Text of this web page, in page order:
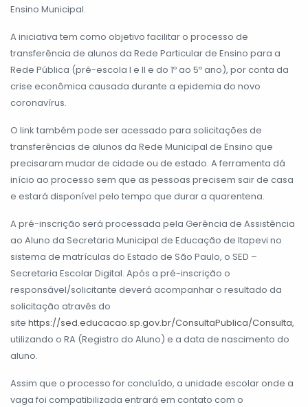
Ensino Municipal.
A iniciativa tem como objetivo facilitar o processo de
transferência de alunos da Rede Particular de Ensino para a
Rede Pública (pré-escola I e II e do 1º ao 5º ano), por conta da
crise econômica causada durante a epidemia do novo
coronavírus.
O link também pode ser acessado para solicitações de
transferências de alunos da Rede Municipal de Ensino que
precisaram mudar de cidade ou de estado. A ferramenta dá
início ao processo sem que as pessoas precisem sair de casa
e estará disponível pelo tempo que durar a quarentena.
A pré-inscrição será processada pela Gerência de Assistência
ao Aluno da Secretaria Municipal de Educação de Itapevi no
sistema de matrículas do Estado de São Paulo, o SED –
Secretaria Escolar Digital. Após a pré-inscrição o
responsável/solicitante deverá acompanhar o resultado da
solicitação através do
site https://sed.educacao.sp.gov.br/ConsultaPublica/Consulta,
utilizando o RA (Registro do Aluno) e a data de nascimento do
aluno.
Assim que o processo for concluído, a unidade escolar onde a
vaga foi compatibilizada entrará em contato com o